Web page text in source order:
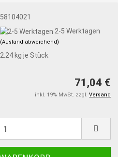
58104021
2-5 Werktagen
(Ausland abweichend)
2.24 kg je Stück
71,04 €
inkl. 19% MwSt. zzgl. Versand